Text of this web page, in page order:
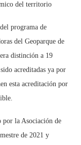
del territorio
programa de
del Geoparque de
distinción a 19
acreditadas ya por
esta acreditación por
por la Asociación de
de 2021 y